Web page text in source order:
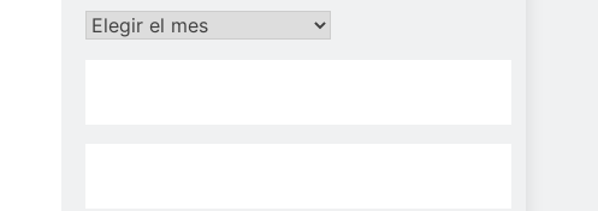
Archivos